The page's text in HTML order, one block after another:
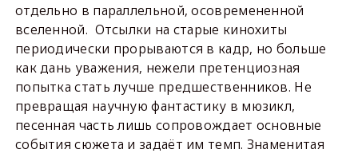
отдельно в параллельной, осовремененной
вселенной. Отсылки на старые кинохиты
периодически прорываются в кадр, но больше
как дань уважения, нежели претенциозная
попытка стать лучше предшественников. Не
превращая научную фантастику в мюзикл,
песенная часть лишь сопровождает основные
события сюжета и задаёт им темп. Знаменитая